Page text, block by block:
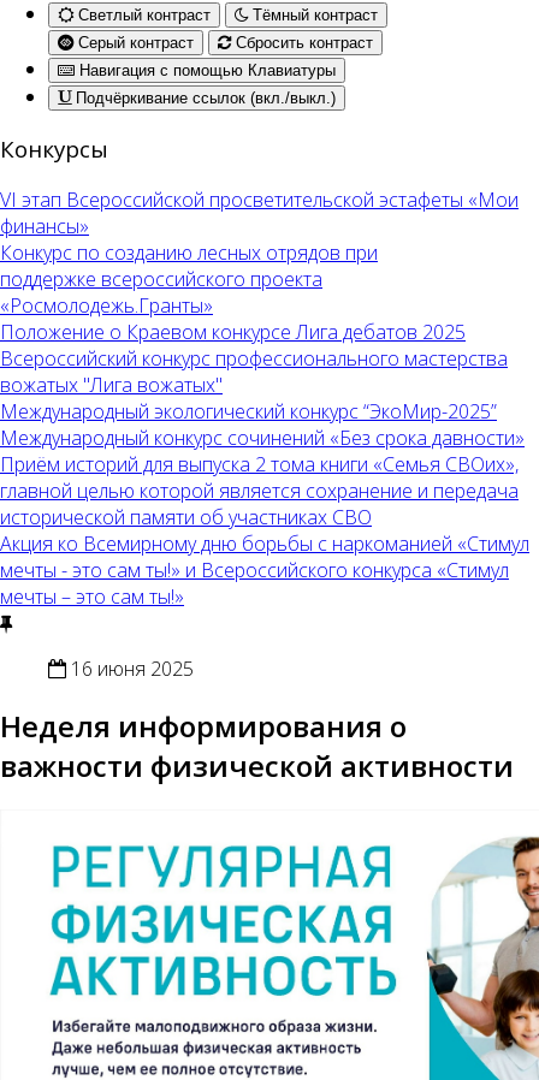
Светлый контраст
Тёмный контраст
Серый контраст
Сбросить контраст
Навигация с помощью Клавиатуры
Подчёркивание ссылок (вкл./выкл.)
Конкурсы
VI этап Всероссийской просветительской эстафеты «Мои
финансы»
Конкурс по созданию лесных отрядов при
поддержке всероссийского проекта
«Росмолодежь.Гранты»
Положение о Краевом конкурсе Лига дебатов 2025
Всероссийский конкурс профессионального мастерства
вожатых "Лига вожатых"
Международный экологический конкурс “ЭкоМир-2025”
Международный конкурс сочинений «Без срока давности»
Приём историй для выпуска 2 тома книги «Семья СВОих»,
главной целью которой является сохранение и передача
исторической памяти об участниках СВО
Акция ко Всемирному дню борьбы с наркоманией «Стимул
мечты - это сам ты!» и Всероссийского конкурса «Стимул
мечты – это сам ты!»
16 июня 2025
Неделя информирования о
важности физической активности